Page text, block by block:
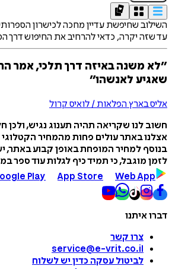
השילוב שחיפשת עדיין מחכה לכישרון
עד שזה יקרה, כדאי להרחיב את החיפוש דרך
״לא משנה באיזה דרך תלכי, אמר
שאגיע לאנשהו״
אליס בארץ הפלאות / לואיס קרול
חשוב לנו שקריאה תהיה תענוג נגיש, ולכן
אצלנו באתר עולים פחות מהמחיר
בנוסף למחיר המופחת באופן קבוע באתר,
לזמן מוגבל, כי תמיד כיף לגלות עוד ספר
Play
App Store Web App
דברו איתנו
צרו קשר
service@e-vrit.co.il
לביטול עסקה כדין יש לשלוח